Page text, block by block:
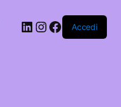
LinkedIn
Instagram
Facebook
Accedi